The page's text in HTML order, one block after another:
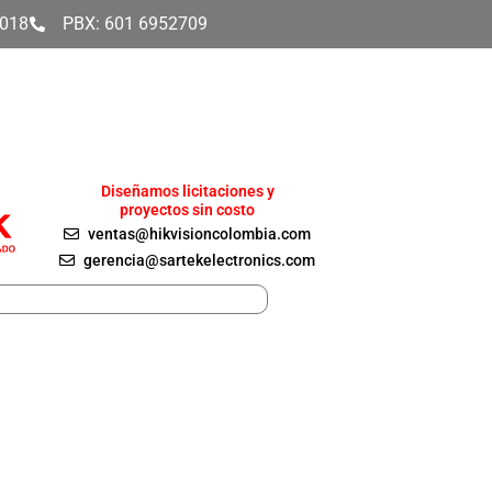
PBX: 601 6952709
Diseñamos licitaciones y
proyectos sin costo
ventas@hikvisioncolombia.com
gerencia@sartekelectronics.com